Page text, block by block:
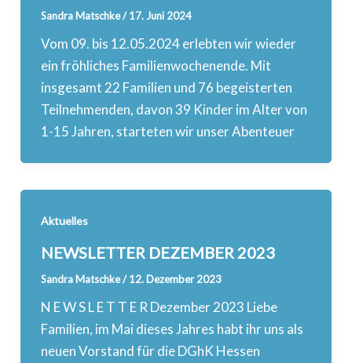
Sandra Matschke/17. Juni 2024
Vom 09. bis 12.05.2024 erlebten wir wieder
ein fröhliches Familienwochenende. Mit
insgesamt 22 Familien und 76 begeisterten
Teilnehmenden, davon 39 Kinder im Alter von
1-15 Jahren, starteten wir unser Abenteuer
Aktuelles
NEWSLETTER DEZEMBER 2023
Sandra Matschke/12. Dezember 2023
N E W S L E T T E R Dezember 2023 Liebe
Familien, im Mai dieses Jahres habt ihr uns als
neuen Vorstand für die DGhK Hessen